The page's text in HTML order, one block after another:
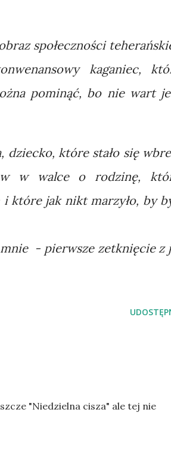
społeczności
kaganiec,
pominąć, bo nie wart
dziecko, które stało się
w walce o rodzinę,
i które jak nikt marzyło, by
mnie - pierwsze zetknięcie z
"Niedzielna cisza" ale tej nie